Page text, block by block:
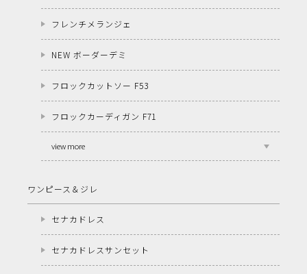
フレンチメランジェ
NEW ボーダーデミ
フロックカットソー F53
フロックカーディガン F71
view more
ワンピース＆ジレ
セナカドレス
セナカドレスサンセット